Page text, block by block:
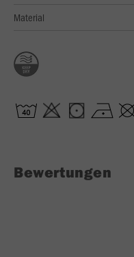
Material
Bewertungen